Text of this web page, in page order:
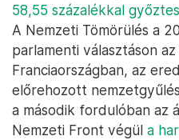
58,55 százalékkal győztes
A Nemzeti Tömörülés a
parlamenti választáson
Franciaországban, az
előrehozott
a második fordulóban az
Nemzeti Front végül a